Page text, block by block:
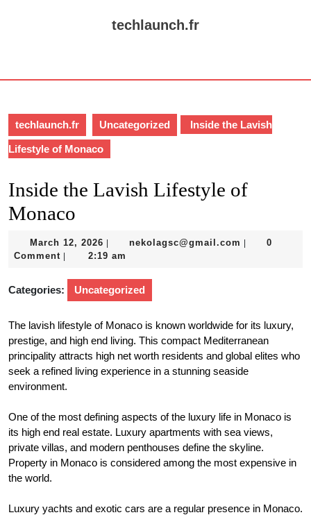
techlaunch.fr
techlaunch.fr Uncategorized Inside the Lavish
Lifestyle of Monaco
Inside the Lavish Lifestyle of
Monaco
March 12, 2026 March
12,
nekolagsc@gmail.com
0
Comment
2:19 am
Categories: Uncategorized
The lavish lifestyle of Monaco is known worldwide for its luxury,
prestige, and high end living. This compact Mediterranean
principality attracts high net worth residents and global elites who
seek a refined living experience in a stunning seaside
environment.
One of the most defining aspects of the luxury life in Monaco is
its high end real estate. Luxury apartments with sea views,
private villas, and modern penthouses define the skyline.
Property in Monaco is considered among the most expensive in
the world.
Luxury yachts and exotic cars are a regular presence in Monaco.